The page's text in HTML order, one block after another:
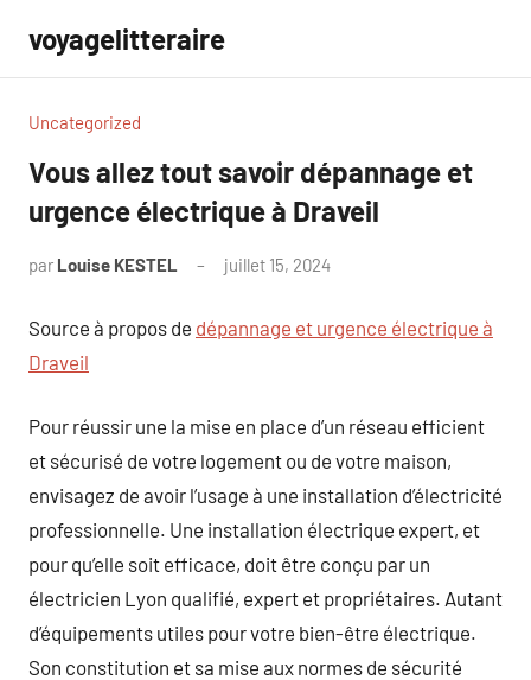
contenu
voyagelitteraire
Uncategorized
Vous allez tout savoir dépannage et
urgence électrique à Draveil
par Louise KESTEL juillet 15, 2024
Source à propos de dépannage et urgence électrique à
Draveil
Pour réussir une la mise en place d’un réseau efficient
et sécurisé de votre logement ou de votre maison,
envisagez de avoir l’usage à une installation d’électricité
professionnelle. Une installation électrique expert, et
pour qu’elle soit efficace, doit être conçu par un
électricien Lyon qualifié, expert et propriétaires. Autant
d’équipements utiles pour votre bien-être électrique.
Son constitution et sa mise aux normes de sécurité